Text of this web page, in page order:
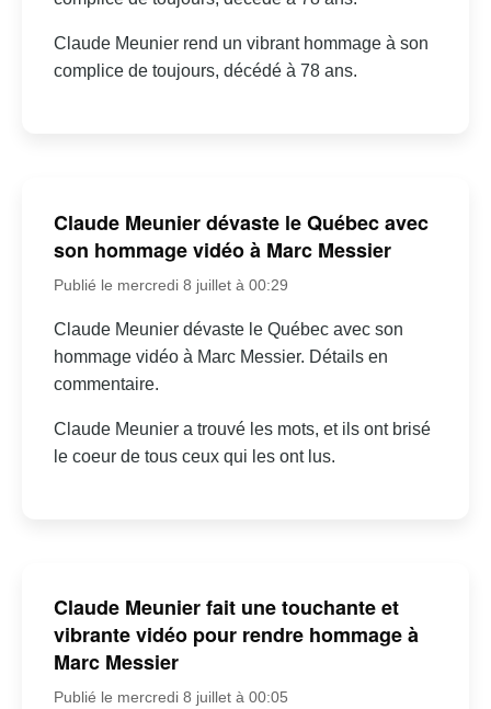
Claude Meunier rend un vibrant hommage à son
complice de toujours, décédé à 78 ans.
Claude Meunier dévaste le Québec avec
son hommage vidéo à Marc Messier
Publié le mercredi 8 juillet à 00:29
Claude Meunier dévaste le Québec avec son
hommage vidéo à Marc Messier. Détails en
commentaire.
Claude Meunier a trouvé les mots, et ils ont brisé
le coeur de tous ceux qui les ont lus.
Claude Meunier fait une touchante et
vibrante vidéo pour rendre hommage à
Marc Messier
Publié le mercredi 8 juillet à 00:05